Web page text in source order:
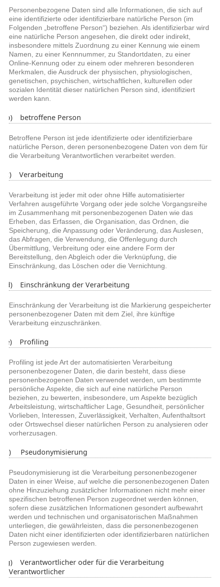
Personenbezogene Daten sind alle Informationen, die sich auf
eine identifizierte oder identifizierbare natürliche Person (im
Folgenden „betroffene Person“) beziehen. Als identifizierbar wird
eine natürliche Person angesehen, die direkt oder indirekt,
insbesondere mittels Zuordnung zu einer Kennung wie einem
Namen, zu einer Kennnummer, zu Standortdaten, zu einer
Online-Kennung oder zu einem oder mehreren besonderen
Merkmalen, die Ausdruck der physischen, physiologischen,
genetischen, psychischen, wirtschaftlichen, kulturellen oder
sozialen Identität dieser natürlichen Person sind, identifiziert
werden kann.
b) betroffene Person
Betroffene Person ist jede identifizierte oder identifizierbare
natürliche Person, deren personenbezogene Daten von dem für
die Verarbeitung Verantwortlichen verarbeitet werden.
c) Verarbeitung
Verarbeitung ist jeder mit oder ohne Hilfe automatisierter
Verfahren ausgeführte Vorgang oder jede solche Vorgangsreihe
im Zusammenhang mit personenbezogenen Daten wie das
Erheben, das Erfassen, die Organisation, das Ordnen, die
Speicherung, die Anpassung oder Veränderung, das Auslesen,
das Abfragen, die Verwendung, die Offenlegung durch
Übermittlung, Verbreitung oder eine andere Form der
Bereitstellung, den Abgleich oder die Verknüpfung, die
Einschränkung, das Löschen oder die Vernichtung.
d) Einschränkung der Verarbeitung
Einschränkung der Verarbeitung ist die Markierung gespeicherter
personenbezogener Daten mit dem Ziel, ihre künftige
Verarbeitung einzuschränken.
e) Profiling
Profiling ist jede Art der automatisierten Verarbeitung
personenbezogener Daten, die darin besteht, dass diese
personenbezogenen Daten verwendet werden, um bestimmte
persönliche Aspekte, die sich auf eine natürliche Person
beziehen, zu bewerten, insbesondere, um Aspekte bezüglich
Arbeitsleistung, wirtschaftlicher Lage, Gesundheit, persönlicher
Vorlieben, Interessen, Zuverlässigkeit, Verhalten, Aufenthaltsort
oder Ortswechsel dieser natürlichen Person zu analysieren oder
vorherzusagen.
f) Pseudonymisierung
Pseudonymisierung ist die Verarbeitung personenbezogener
Daten in einer Weise, auf welche die personenbezogenen Daten
ohne Hinzuziehung zusätzlicher Informationen nicht mehr einer
spezifischen betroffenen Person zugeordnet werden können,
sofern diese zusätzlichen Informationen gesondert aufbewahrt
werden und technischen und organisatorischen Maßnahmen
unterliegen, die gewährleisten, dass die personenbezogenen
Daten nicht einer identifizierten oder identifizierbaren natürlichen
Person zugewiesen werden.
g) Verantwortlicher oder für die Verarbeitung
Verantwortlicher